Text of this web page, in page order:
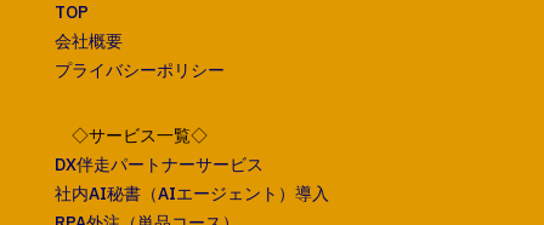
TOP
会社概要
プライバシーポリシー
◇サービス一覧◇
DX伴走パートナーサービス
社内AI秘書（AIエージェント）導入